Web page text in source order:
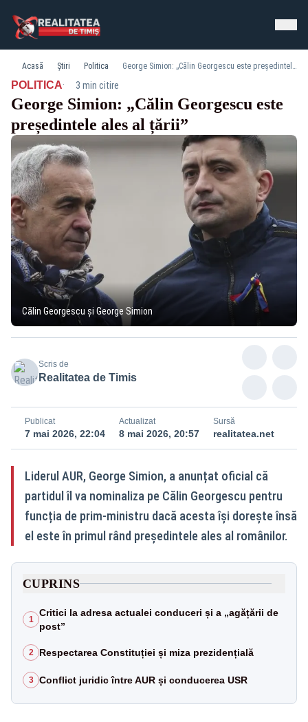
Acasă Știri Politica George Simion: „Călin Georgescu este președintele ales al țării”
POLITICA· 3 min citire
George Simion: „Călin Georgescu este
președintele ales al țării”
Călin Georgescu și George Simion
Scris de
Realitatea de Timis
Publicat
7 mai 2026, 22:04
Actualizat
8 mai 2026, 20:57
Sursă
realitatea.net
Liderul AUR, George Simion, a anunțat oficial că
partidul îl va nominaliza pe Călin Georgescu pentru
funcția de prim-ministru dacă acesta își dorește însă
el este în primul rând președintele ales al românilor.
CUPRINS
1
Critici la adresa actualei conduceri și a „agățării de
post”
2 Respectarea Constituției și miza prezidențială
3 Conflict juridic între AUR și conducerea USR